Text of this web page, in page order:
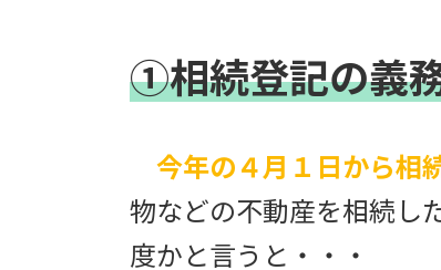
①相続登記の義
今年の４月１日から相
物などの不動産を相続し
度かと言うと・・・